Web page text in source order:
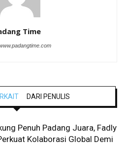
Time
DARI PENULIS
Penuh Padang Juara, Fadly
Kolaborasi Global Demi